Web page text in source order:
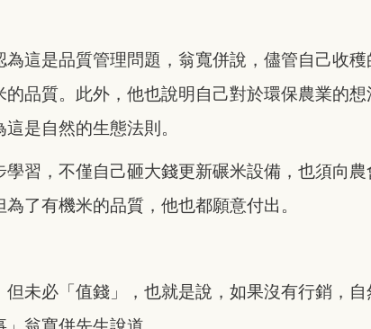
這是品質管理問題，翁寬併說，儘管自己收穫
品質。此外，他也說明自己對於環保農業的想
是自然的生態法則。
習，不僅自己砸大錢更新碾米設備，也須向農
了有機米的品質，他也都願意付出。
未必「值錢」，也就是說，如果沒有行銷，